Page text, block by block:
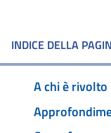
INDICE DELLA
A chi è rivolto